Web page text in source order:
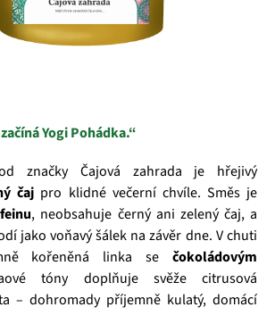
Yogi Pohádka.“
značky Čajová zahrada je hřejivý
čaj pro klidné večerní chvíle. Směs je
, neobsahuje černý ani zelený čaj, a
jako voňavý šálek na závěr dne. V chuti
kořeněná linka se čokoládovým
tóny doplňuje svěže citrusová
– dohromady příjemně kulatý, domácí